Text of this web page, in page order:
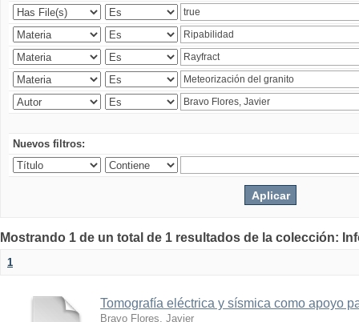
Nuevos filtros:
Mostrando 1 de un total de 1 resultados de la colección:
1
Tomografía eléctrica y sísmica como apoyo
Bravo Flores, Javier